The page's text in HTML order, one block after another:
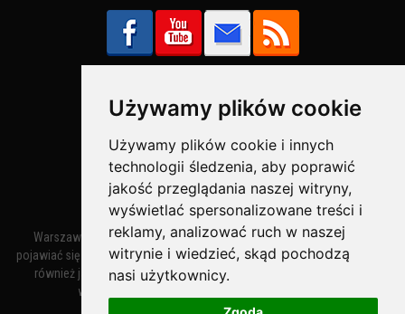
Używamy plików cookie
Używamy plików cookie i innych
technologii śledzenia, aby poprawić
jakość przeglądania naszej witryny,
wyświetlać spersonalizowane treści i
reklamy, analizować ruch w naszej
witrynie i wiedzieć, skąd pochodzą
nasi użytkownicy.
Bezpieczne Płatności obsługuje:
Warszawa – miasto stołeczne Warszawa. Nazwa miasta zaczęła
pojawiać się w dokumentach w XIV wieku jako Warszewa, a od XV wieku
również jako Warszowa. Zmiana nazwy na Warszawa w XV wieku
wynikała z mazowieckiej wymowy dialektycznej.